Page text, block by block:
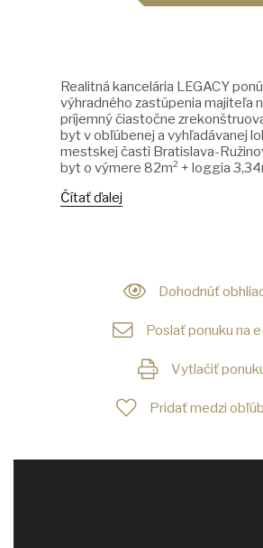
Realitná kancelária LEGACY
výhradného zastúpenia majiteľa
príjemný čiastočne
byt v obľúbenej a vyhľadávanej
mestskej časti Bratislava-
byt o výmere 82m² + loggia
Čítať ďalej
Dohodnúť
Poslať ponuku na
Vytlačiť
Pridať medzi